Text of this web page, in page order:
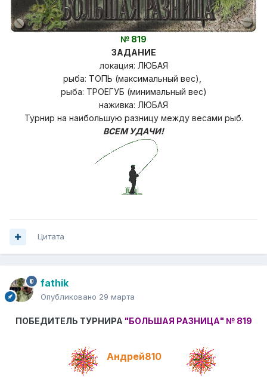
№ 819
ЗАДАНИЕ
локация: ЛЮБАЯ
рыба: ТОПЬ (максимальный вес),
рыба: ТРОЕГУБ (минимальный вес)
наживка: ЛЮБАЯ
Турнир на наибольшую разницу между весами рыб.
ВСЕМ УДАЧИ!
Цитата
fathik
Опубликовано 29 марта
ПОБЕДИТЕЛЬ ТУРНИРА "БОЛЬШАЯ РАЗНИЦА" № 819
Андрей810